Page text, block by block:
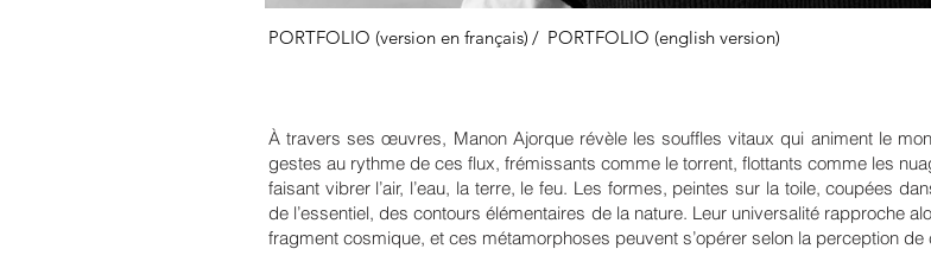
PORTFOLIO (version en français) / PORTFOLIO (english version)
À travers ses œuvres, Manon Ajorque révèle les souffles vitaux qui animent le
gestes au rythme de ces flux, frémissants comme le torrent, flottants comme les
faisant vibrer l’air, l’eau, la terre, le feu. Les formes, peintes sur la toile, coupées
de l’essentiel, des contours élémentaires de la nature. Leur universalité rapproche
fragment cosmique, et ces métamorphoses peuvent s’opérer selon la perception de